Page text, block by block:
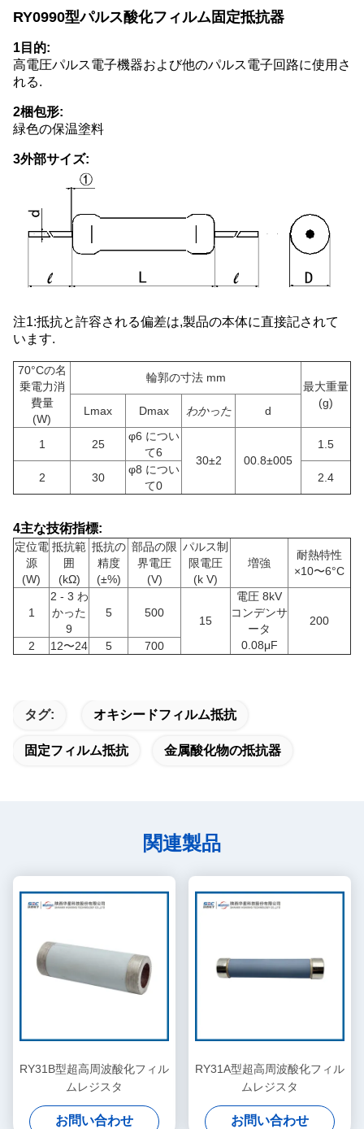
RY0990型パルス酸化フィルム固定抵抗器
1目的:
高電圧パルス電子機器および他のパルス電子回路に使用さ
れる.
2梱包形:
緑色の保温塗料
3外部サイズ:
注1:抵抗と許容される偏差は,製品の本体に直接記されて
います.
70°Cの名
乗電力消
費量
(W)
輪郭の寸法 mm
最大重量
(g)
Lmax Dmax わかった d
1 25
φ6 につい
て6
30±2 00.8±005
1.5
2 30
φ8 につい
て0
2.4
4主な技術指標:
定位電
源
(W)
抵抗範
囲
(kΩ)
抵抗の
精度
(±%)
部品の限
界電圧
(V)
パルス制
限電圧
(k V)
増強
耐熱特性
×10〜6°C
1
2 - 3 わ
かった
9
5 500
15
電圧 8kV
コンデンサ
ータ
0.08μF
200
2
12〜24 5 700
タグ: オキシードフィルム抵抗
固定フィルム抵抗 金属酸化物の抵抗器
関連製品
RY31B型超高周波酸化フィル
ムレジスタ
お問い合わせ
RY31A型超高周波酸化フィル
ムレジスタ
お問い合わせ